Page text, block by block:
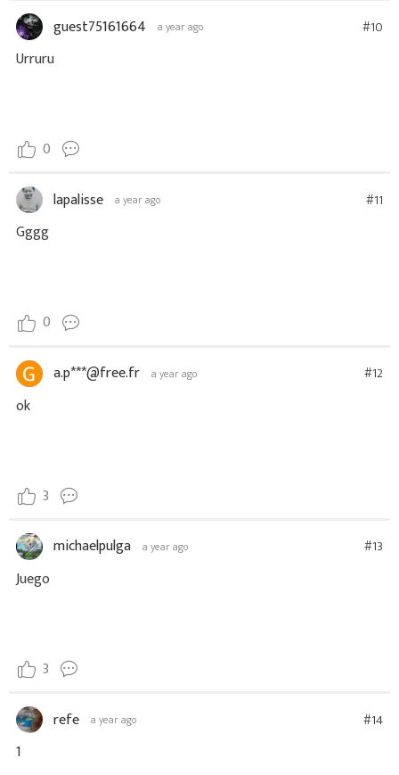
guest75161664 a year ago #10
Urruru
0
lapalisse a year ago #11
Gggg
0
a.p***@free.fr a year ago #12
ok
3
michaelpulga a year ago #13
Juego
3
refe a year ago #14
1